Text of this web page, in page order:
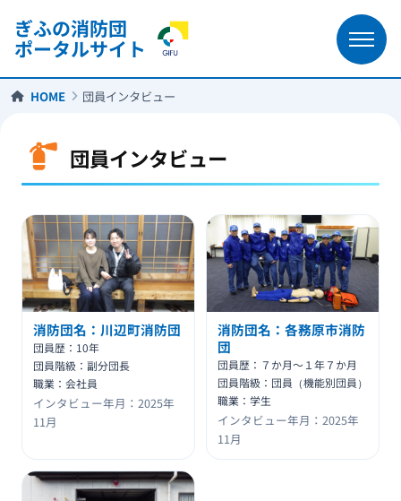
ぎふの消防団
ポータルサイト
HOME 団員インタビュー
団員インタビュー
消防団名：川辺町消防団
団員歴：10年
団員階級：副分団長
職業：会社員
インタビュー年月：2025年
11月
消防団名：各務原市消防
団
団員歴：７か月～１年７か月
団員階級：団員（機能別団員）
職業：学生
インタビュー年月：2025年
11月